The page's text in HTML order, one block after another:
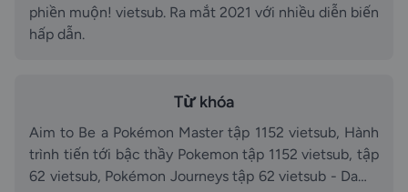
phiền muộn! vietsub. Ra mắt 2021 với nhiều diễn biến
hấp dẫn.
Từ khóa
Aim to Be a Pokémon Master tập 1152 vietsub, Hành
trình tiến tới bậc thầy Pokemon tập 1152 vietsub, tập
62 vietsub, Pokémon Journeys tập 62 vietsub - Damp